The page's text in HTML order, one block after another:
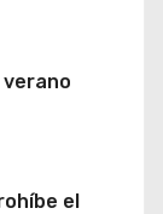
verano
el